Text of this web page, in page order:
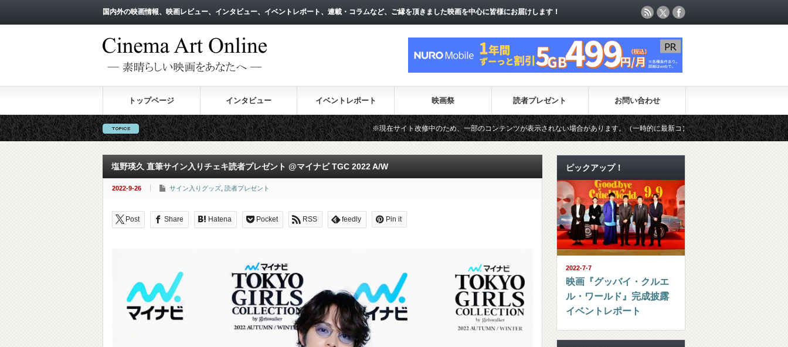
国内外の映画情報、映画レビュー、インタビュー、イベントレポート、連載・コラムなど、ご縁を頂きました映画を中心に皆様にお届けします！
国内外の映画情報、映画レビュー、インタビュー、イベントレポート、連載・コラムなど、ご縁を頂きました映画を中心に皆様にお届けします！
トップページ インタビュー イベントレポート 映画祭 読者プレゼント お問い合わせ
※現在サイト改修中のため、一部のコンテンツが表示されない場合があります。（一時的に最新コンテンツのページ更新が制限されています）
塩野瑛久 直筆サイン入りチェキ読者プレゼント @マイナビ TGC 2022 A/W
2022-9-26 サイン入りグッズ 読者プレゼント
Post Share Hatena Pocket RSS feedly Pin it
ピックアップ！
2022-7-7
映画『グッバイ・クルエ
ル・ワールド』完成披露
イベントレポート